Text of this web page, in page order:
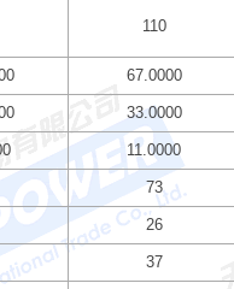
110
67.0000
33.0000
11.0000
73
26
37